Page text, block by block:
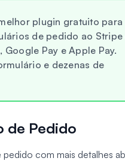
plugin gratuito para
de pedido ao Stripe
Pay e Apple Pay.
e dezenas de
de Pedido
com mais detalhes